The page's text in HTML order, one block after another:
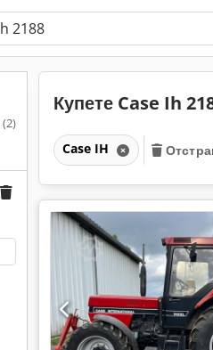
(2)
Купете Case Ih
Case IH